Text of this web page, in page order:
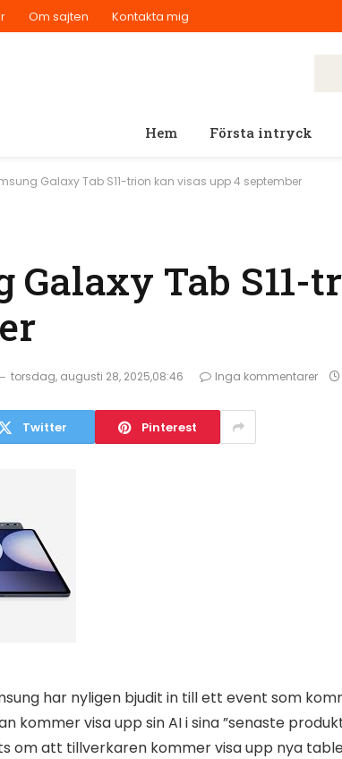
Om sajten Kontakta mig
Hem Första intryck
Galaxy Tab S11-trion kan visas upp 4 september
Galaxy Tab
torsdag, augusti 28, 2025,08:46 Inga kommentarer
Twitter Pinterest
har nyligen bjudit in till ett event som
kommer visa upp sin AI i sina ”senaste
om att tillverkaren kommer visa upp nya